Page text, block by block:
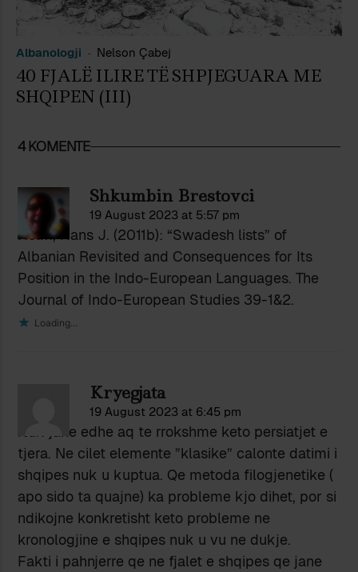
Albanologji Nelson Çabej
40 FJALË ILIRE TË SHPJEGUARA ME
SHQIPEN (III)
4 KOMENTE
Shkumbin Brestovci
19 August 2023 at 5:57 pm
Holm, Hans J. (2011b): “Swadesh lists” of
Albanian Revisited and Consequences for Its
Position in the Indo-European Languages. The
Journal of Indo-European Studies 39-1&2.
Loading...
Kryegjata
19 August 2023 at 6:45 pm
Nuk jane edhe aq te rrokshme keto persiatjet e
tjera. Ne cilet elemente ”klasike” calonte datimi i
shqipes nuk u kuptua. Qe metoda filogjenetike (
apo sido ta quajne) ka probleme kjo dihet, por si
ndikojne konkretisht keto probleme ne
kronologjine e shqipes nuk u vu ne dukje.
Fakti i pahnjerre qe ne fjalet e shqipes qe jane